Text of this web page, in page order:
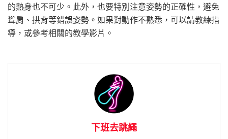
的熱身也不可少。此外，也要特別注意姿勢的正確性，避免
聳肩、拱背等錯誤姿勢。如果對動作不熟悉，可以請教練指
導，或參考相關的教學影片。
下班去跳繩